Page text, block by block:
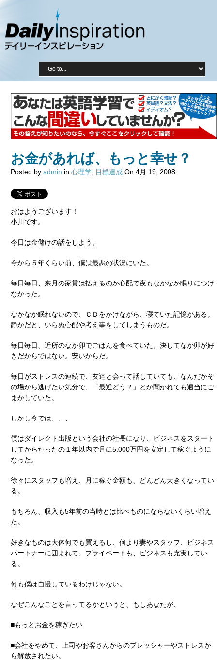
お金があれば、もっと幸せ？
Posted by admin in 心理学 目標達成 On 4月 19, 2008
おはようございます！
小川です。
今日は金儲けの話をしよう。
今から５年くらい前、僕は最悪の状況にいた。
毎日毎日、来月の家賃は払えるのか心配で夜もなかなか眠りにつけ
なかった。
なかなか眠れないので、ＣＤをかけながら、寝ていた記憶がある。
静かだと、いらぬ心配や考え事をしてしまうものだ。
毎日毎日、近所のなか卯でごはんを食べていた。決してなか卯が好
きだからではない。安いからだ。
毎日がストレスの連続で、友達と会って話していても、なんだかそ
の場から逃げたい気分で、「最近どう？」とか聞かれても適当にご
まかしていた。
しかし今では、、、
僕はダイレクト出版という会社の社長になり、ビジネスをスタート
してからたったの１年以内で月に5,000万円を安定して稼ぐように
なった。
徐々にスタッフも増え、月に稼ぐ金額も、どんどん大きくなってい
る。
もちろん、収入も5年前の当時とは比べものにならないくらい増え
た。
好きなものは大体何でも買えるし、何より妻やスタッフ、ビジネス
パートナーに囲まれて、プライベートも、ビジネスも充実してい
る。
何も僕は自慢しているわけじゃない。
なぜこんなことを言ってるかというと、もしあなたが、
■もっとお金を稼ぎたい
■会社をやめて、上司やお客さんからのプレッシャーやストレスか
ら解放されたい。